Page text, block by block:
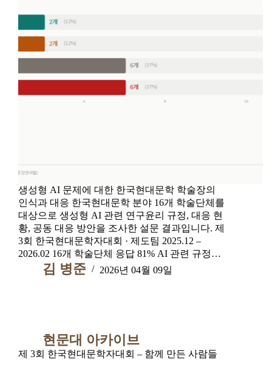
생성형 AI 문제에 대한 한국현대문학 학술장의
인식과 대응 한국현대문학 분야 16개 학술단체를
대상으로 생성형 AI 관련 연구윤리 규정, 대응 현
황, 공동 대응 방안을 조사한 설문 결과입니다. 제
3회 한국현대문학자대회 · 제도팀 2025.12 –
2026.02 16개 학술단체 응답 81% AI 관련 규정…
김 병준 2026년 04월 09일
현문대 아카이브
제 3회 한국현대문학자대회 – 함께 만든 사람들